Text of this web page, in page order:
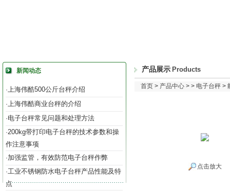
新闻动态
·上海伟酷500公斤台秤介绍
·上海伟酷商业台秤的介绍
·电子台秤常见问题和处理方法
·200kg带打印电子台秤的技术参数和操
作注意事项
·加强监管，有效防范电子台秤作弊
·工业不锈钢防水电子台秤产品性能及特
点
产品展示 Products
首页 > 产品中心 > > 电子台秤 >
点击放大